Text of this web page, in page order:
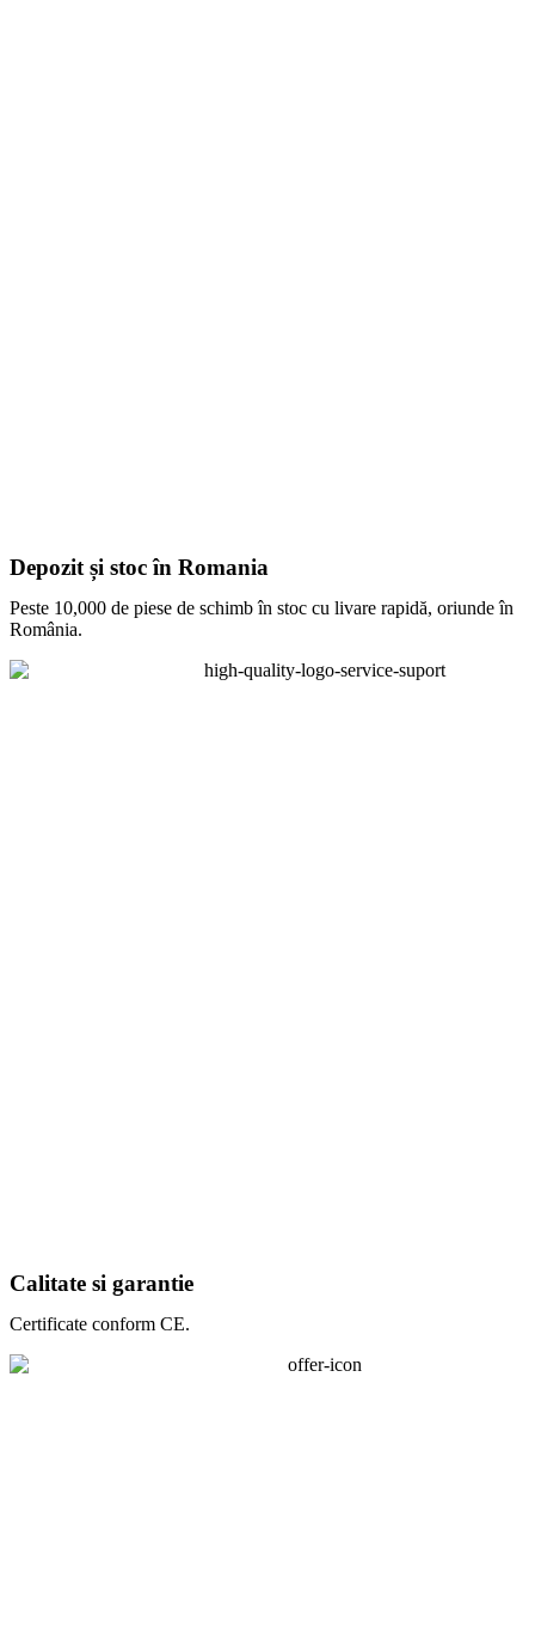
Depozit și stoc în Romania
Peste 10,000 de piese de schimb în stoc cu livare rapidă, oriunde în
România.
Calitate si garantie
Certificate conform CE.